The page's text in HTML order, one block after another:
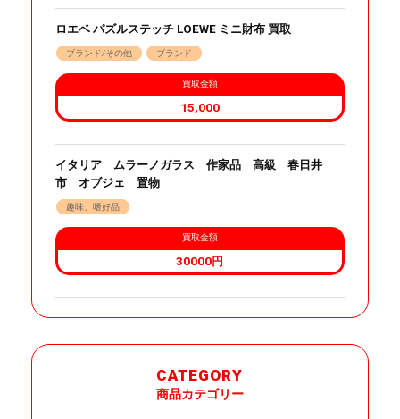
ロエベ パズルステッチ LOEWE ミニ財布 買取
ブランド/その他 ブランド
買取金額
15,000
イタリア ムラーノガラス 作家品 高級 春日井
市 オブジェ 置物
趣味、嗜好品
買取金額
30000円
CATEGORY
商品カテゴリー